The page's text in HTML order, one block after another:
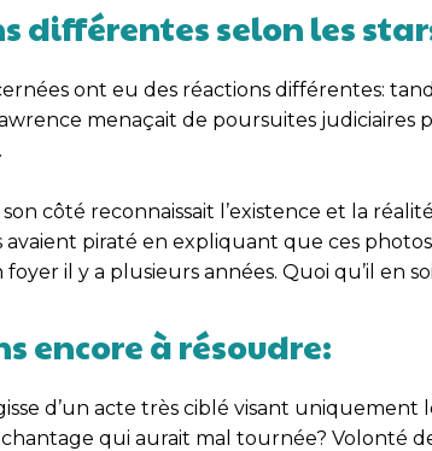
différentes selon les
ont eu des réactions différentes:
menaçait de poursuites judiciaires
côté reconnaissait l’existence et la
avaient piraté en expliquant que ces
foyer il y a plusieurs années. Quoi qu’il en
encore à résoudre:
d’un acte très ciblé visant
chantage qui aurait mal tournée? Volonté